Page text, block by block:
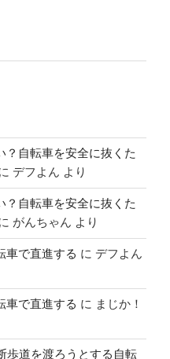
？自転車を安全に抜くた
デフよん より
？自転車を安全に抜くた
がんちゃん より
車で直進する に デフよん
車で直進する に まじか！
歩道を渡ろうとする自転